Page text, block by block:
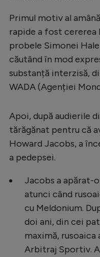
Primul motiv al
rapide a fost cererea
probele Simonei
căutând în mod
substanță interzisă,
WADA (Agenției
Apoi, după audierile
tărăgănat pentru că
Howard Jacobs, a
a pedepsei.
Jacobs a apărat-
atunci când
cu Meldonium.
doi ani, din cei
maximă, rusoaica
Arbitraj Sportiv.